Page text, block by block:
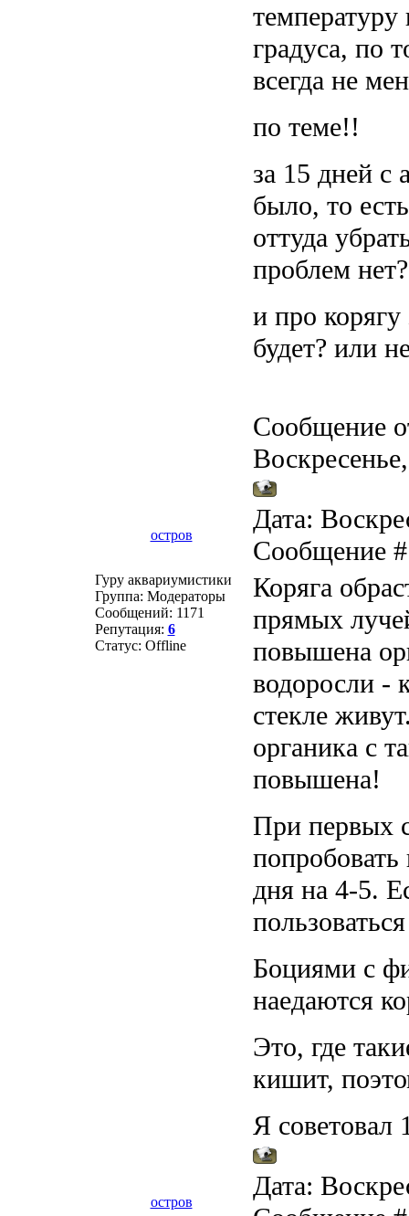
градуса, по
всегда не
по теме!!
за 15 дней с
было, то
оттуда
проблем нет?
и про
будет? или
Сообщение
остров
Дата:
Сообщение
Гуру аквариумистики
Группа: Модераторы
Сообщений: 1171
Репутация: 6
Статус: Offline
Коряга
прямых
повышена
водоросли -
стекле
органика с
повышена!
При первых
дня на 4-5.
Боциями с
наедаются
Это, где
кишит,
Я советовал
остров
Дата: